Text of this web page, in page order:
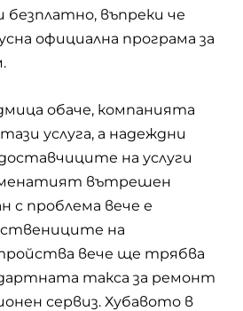
въпреки че
официална програма за
обаче, компанията
услуга, а надеждни
на услуги
вътрешен
с проблема вече е
на
вече ще трябва
такса за ремонт
сервиз. Хубавото в